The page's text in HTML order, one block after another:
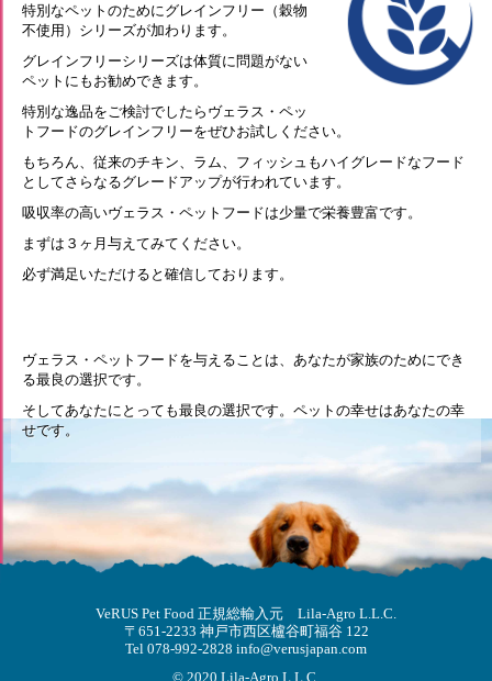
特別なペットのためにグレインフリー（穀物
不使用）シリーズが加わります。
グレインフリーシリーズは体質に問題がない
ペットにもお勧めできます。
特別な逸品をご検討でしたらヴェラス・ペッ
トフードのグレインフリーをぜひお試しください。
もちろん、従来のチキン、ラム、フィッシュもハイグレードなフード
としてさらなるグレードアップが行われています。
吸収率の高いヴェラス・ペットフードは少量で栄養豊富です。
まずは３ヶ月与えてみてください。
必ず満足いただけると確信しております。
ヴェラス・ペットフードを与えることは、あなたが家族のためにでき
る最良の選択です。
そしてあなたにとっても最良の選択です。ペットの幸せはあなたの幸
せです。
VeRUS Pet Food 正規総輸入元
Lila-Agro L.L.C.
〒651-2233 神戸市西区櫨谷町福谷 122
Tel 078-992-2828 info@verusjapan.com
© 2020 Lila-Agro L.L.C.